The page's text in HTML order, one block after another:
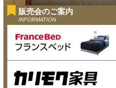
販売会のご案内
INFORMATION